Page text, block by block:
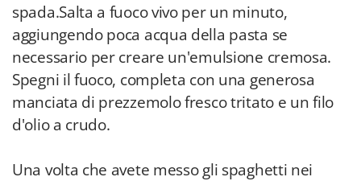
spada.Salta a fuoco vivo per un minuto,
aggiungendo poca acqua della pasta se
necessario per creare un'emulsione cremosa.
Spegni il fuoco, completa con una generosa
manciata di prezzemolo fresco tritato e un filo
d'olio a crudo.
Una volta che avete messo gli spaghetti nei